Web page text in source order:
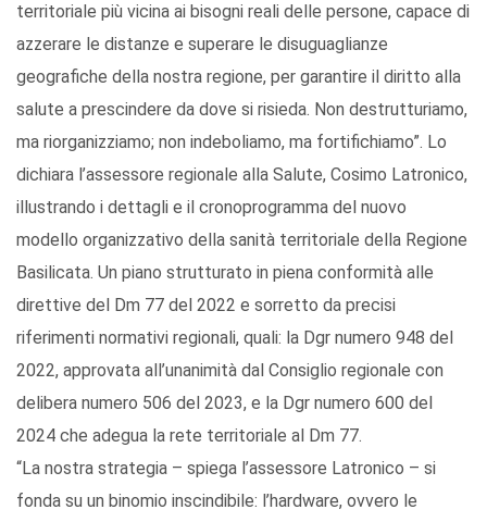
territoriale più vicina ai bisogni reali delle persone, capace di
azzerare le distanze e superare le disuguaglianze
geografiche della nostra regione, per garantire il diritto alla
salute a prescindere da dove si risieda. Non destrutturiamo,
ma riorganizziamo; non indeboliamo, ma fortifichiamo”. Lo
dichiara l’assessore regionale alla Salute, Cosimo Latronico,
illustrando i dettagli e il cronoprogramma del nuovo
modello organizzativo della sanità territoriale della Regione
Basilicata. Un piano strutturato in piena conformità alle
direttive del Dm 77 del 2022 e sorretto da precisi
riferimenti normativi regionali, quali: la Dgr numero 948 del
2022, approvata all’unanimità dal Consiglio regionale con
delibera numero 506 del 2023, e la Dgr numero 600 del
2024 che adegua la rete territoriale al Dm 77.
“La nostra strategia – spiega l’assessore Latronico – si
fonda su un binomio inscindibile: l’hardware, ovvero le